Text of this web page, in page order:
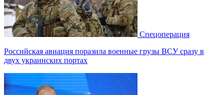
Спецоперация
Российская авиация поразила военные грузы ВСУ сразу в
двух украинских портах